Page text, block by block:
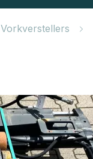
Vorkverstellers